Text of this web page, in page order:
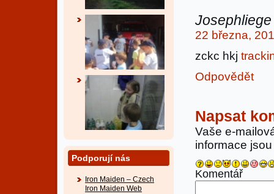
Podporují nás
Iron Maiden – Czech
Iron Maiden Web
Josephliege
22 března,
zckc hkj
Odpovědět
Napsat
Vaše e-
informace
Komentář